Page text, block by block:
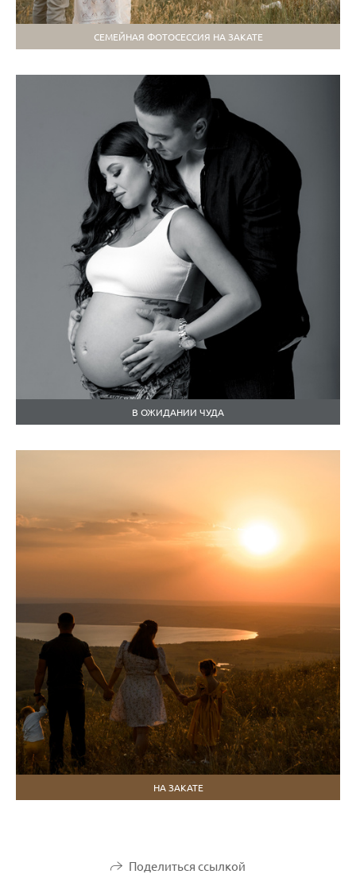
СЕМЕЙНАЯ ФОТОСЕССИЯ НА ЗАКАТЕ
В ОЖИДАНИИ ЧУДА
НА ЗАКАТЕ
Поделиться ссылкой